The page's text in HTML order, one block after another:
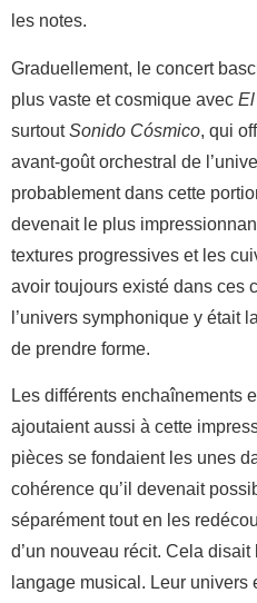
les notes.
Graduellement, le concert
plus vaste et cosmique avec
surtoutSonido Cósmico, qui
avant-goût orchestral de
probablement dans cette
devenait le plus
textures progressives et les
avoir toujours existé dans ces
l’univers symphonique y était
de prendre forme.
Les différents enchaînements
ajoutaient aussi à cette
pièces se fondaient les unes
cohérence qu’il devenait
séparément tout en les
d’un nouveau récit. Cela
langage musical. Leur univers